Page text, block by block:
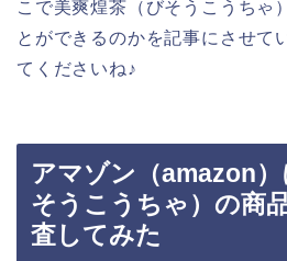
こで美爽煌茶（びそうこうちゃ
とができるのかを記事にさせて
てくださいね♪
アマゾン（amazon
そうこうちゃ）の商
査してみた